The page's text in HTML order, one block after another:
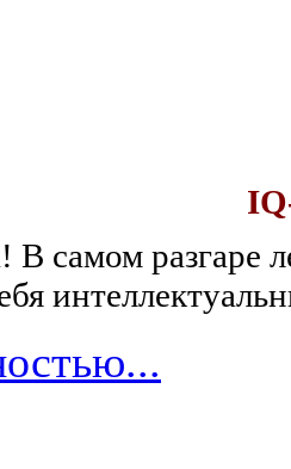
В самом разгаре